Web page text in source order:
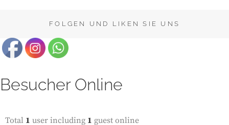
gewählt
FOLGEN UND LIKEN SIE UNS
Besucher Online
Total 1 user including 1 guest online